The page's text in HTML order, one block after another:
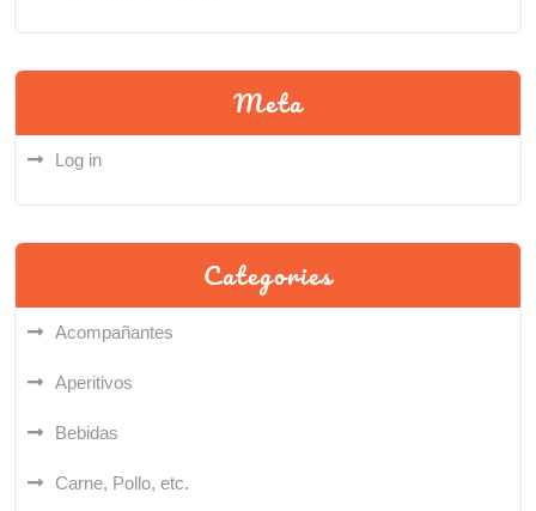
Meta
Log in
Categories
Acompañantes
Aperitivos
Bebidas
Carne, Pollo, etc.